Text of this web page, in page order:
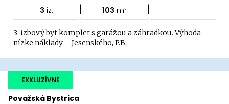
3 iz. | 103 m² | -
3-izbový byt komplet s garážou a záhradkou. Výhoda
nízke náklady – Jesenského, P.B.
Považská Bystrica
EXKLUZÍVNE